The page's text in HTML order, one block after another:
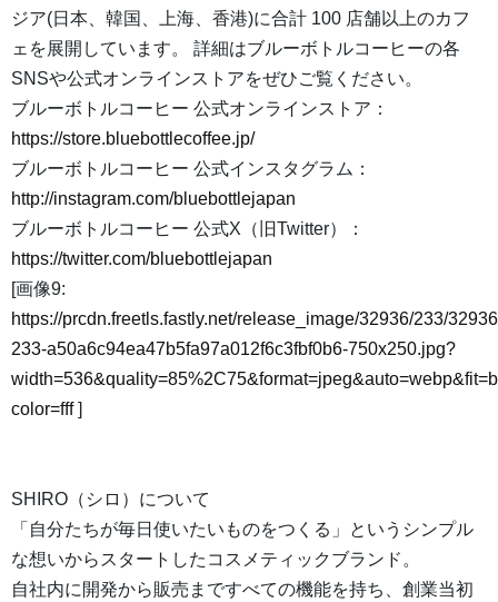
ジア(日本、韓国、上海、香港)に合計 100 店舗以上のカフ
ェを展開しています。 詳細はブルーボトルコーヒーの各
SNSや公式オンラインストアをぜひご覧ください。
ブルーボトルコーヒー 公式オンラインストア：
https://store.bluebottlecoffee.jp/
ブルーボトルコーヒー 公式インスタグラム：
http://instagram.com/bluebottlejapan
ブルーボトルコーヒー 公式X（旧Twitter）：
https://twitter.com/bluebottlejapan
[画像9:
https://prcdn.freetls.fastly.net/release_image/32936/233/
233-a50a6c94ea47b5fa97a012f6c3fbf0b6-750x250.jpg?
color=fff]
SHIRO（シロ）について
「自分たちが毎日使いたいものをつくる」というシンプル
な想いからスタートしたコスメティックブランド。
自社内に開発から販売まですべての機能を持ち、創業当初